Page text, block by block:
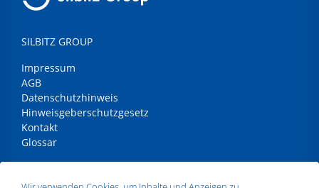
SILBITZ GROUP
Impressum
AGB
Datenschutzhinweis
Hinweisgeberschutzgesetz
Kontakt
Glossar
ANSCHRIFT